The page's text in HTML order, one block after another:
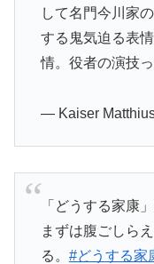
して名門今川家
する鬼気迫る表
情。役者の演技っ
— Kaiser
「どうする家康
まずは腹ごしら
る。 #どうする家